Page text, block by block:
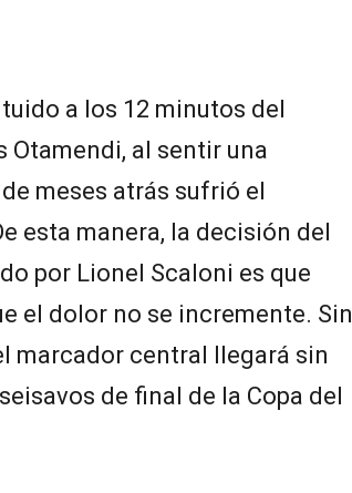
a los 12 minutos del
al sentir una
meses atrás sufrió el
esta manera, la decisión del
por Lionel Scaloni es que
el dolor no se incremente. Sin
marcador central llegará sin
de final de la Copa del